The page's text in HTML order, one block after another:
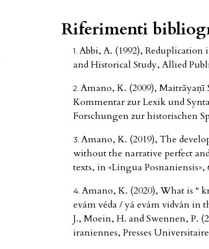
Riferimenti
Abbi, A. (1992),
and Historical Study, Allied
Amano, K. (2009), Maitrāyaṇī
Kommentar zur Lexik und
Forschungen zur historischen
Amano, K. (2019), The
without the narrative perfect
texts, in «Lingua Posnaniensis»,
Amano, K. (2020), What is “
evám véda / yá evám vidván in
J., Moein, H. and Swennen, P.
iraniennes, Presses